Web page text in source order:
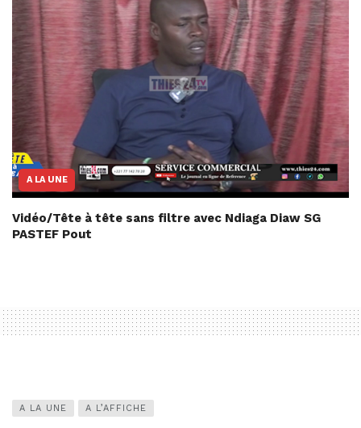
A LA UNE
Vidéo/Tête à tête sans filtre avec Ndiaga Diaw SG
PASTEF Pout
A LA UNE A L’AFFICHE